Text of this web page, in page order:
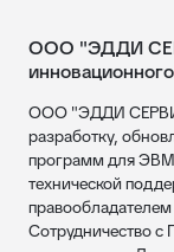
ООО "ЭДДИ
ООО "ЭДДИ
разработку,
программ для ЭВМ
технической
Сотрудничество с